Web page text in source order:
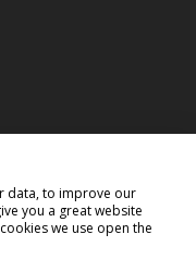
data, to improve our
you a great website
we use open the